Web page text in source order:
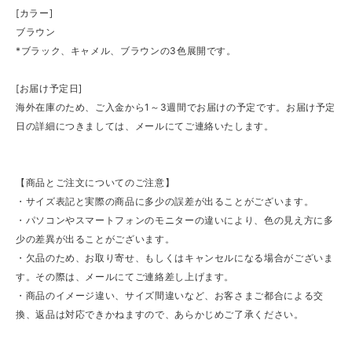
[カラー]
ブラウン
*ブラック、キャメル、ブラウンの3色展開です。
[お届け予定日]
海外在庫のため、ご入金から1～3週間でお届けの予定です。お届け予定
日の詳細につきましては、メールにてご連絡いたします。
【商品とご注文についてのご注意】
・サイズ表記と実際の商品に多少の誤差が出ることがございます。
・パソコンやスマートフォンのモニターの違いにより、色の見え方に多
少の差異が出ることがございます。
・欠品のため、お取り寄せ、もしくはキャンセルになる場合がございま
す。その際は、メールにてご連絡差し上げます。
・商品のイメージ違い、サイズ間違いなど、お客さまご都合による交
換、返品は対応できかねますので、あらかじめご了承ください。